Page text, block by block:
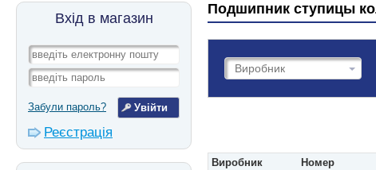
Вхід в магазин
Забули пароль?
Реєстрація
Подшипник ступицы
Виробник Номер